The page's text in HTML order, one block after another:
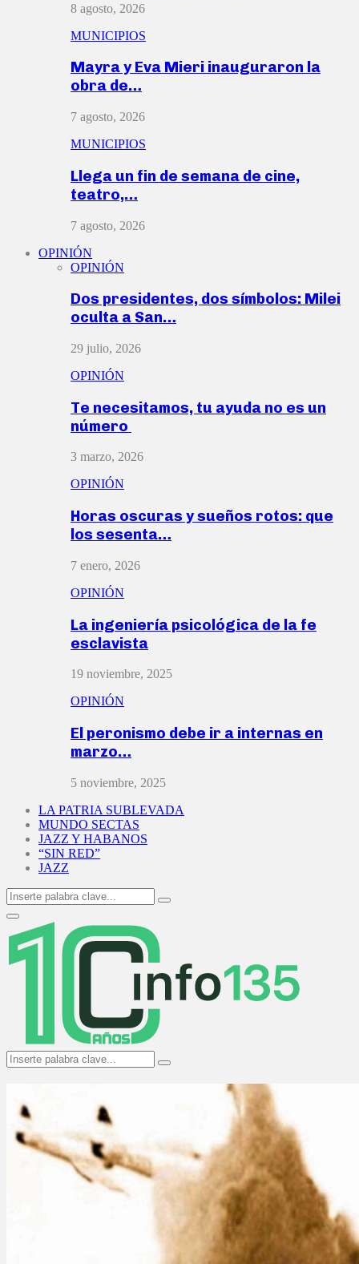
8 agosto, 2026
MUNICIPIOS
Mayra y Eva Mieri inauguraron la
obra de…
7 agosto, 2026
MUNICIPIOS
Llega un fin de semana de cine,
teatro,…
7 agosto, 2026
OPINIÓN
OPINIÓN
Dos presidentes, dos símbolos: Milei
oculta a San…
29 julio, 2026
OPINIÓN
Te necesitamos, tu ayuda no es un
número
3 marzo, 2026
OPINIÓN
Horas oscuras y sueños rotos: que
los sesenta…
7 enero, 2026
OPINIÓN
La ingeniería psicológica de la fe
esclavista
19 noviembre, 2025
OPINIÓN
El peronismo debe ir a internas en
marzo…
5 noviembre, 2025
LA PATRIA SUBLEVADA
MUNDO SECTAS
JAZZ Y HABANOS
“SIN RED”
JAZZ
Search
for:
Search
Primary
Menu
Search
for:
Search